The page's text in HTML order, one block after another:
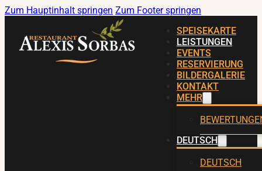
Zum Hauptinhalt springen Zum Footer springen
SPEISEKARTE
LEISTUNGEN
EVENTS
RESERVIERUNG
BILDERGALERIE
KONTAKT
MEHR
DEUTSCH
DEUTSCH